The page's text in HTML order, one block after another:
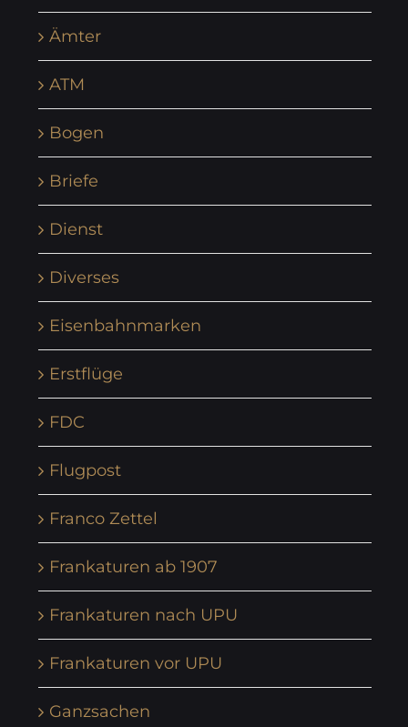
Ämter
ATM
Bogen
Briefe
Dienst
Diverses
Eisenbahnmarken
Erstflüge
FDC
Flugpost
Franco Zettel
Frankaturen ab 1907
Frankaturen nach UPU
Frankaturen vor UPU
Ganzsachen